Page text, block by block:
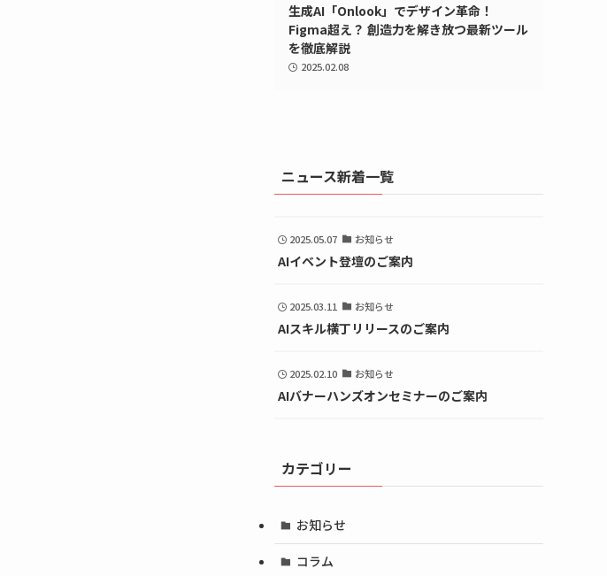
生成AI「Onlook」でデザイン革命！
Figma超え？ 創造力を解き放つ最新ツール
を徹底解説
2025.02.08
ニュース新着一覧
2025.05.07 お知らせ
AIイベント登壇のご案内
2025.03.11 お知らせ
AIスキル横丁リリースのご案内
2025.02.10 お知らせ
AIバナーハンズオンセミナーのご案内
カテゴリー
お知らせ
コラム